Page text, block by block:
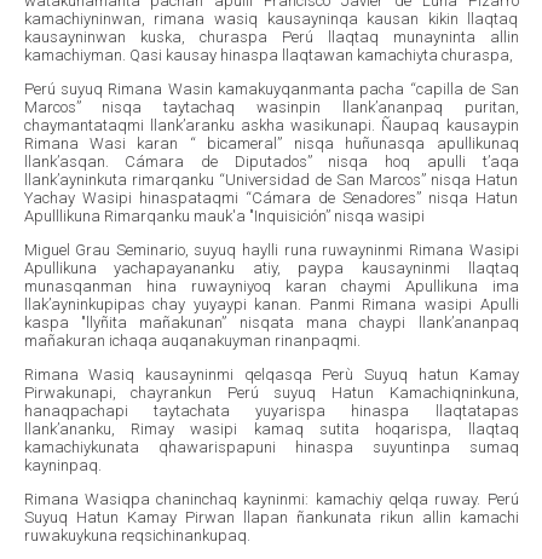
kamachiyninwan, rimana wasiq kausayninqa kausan kikin llaqtaq
kausayninwan kuska, churaspa Perú llaqtaq munayninta allin
kamachiyman. Qasi kausay hinaspa llaqtawan kamachiyta churaspa,
Perú suyuq Rimana Wasin kamakuyqanmanta pacha “capilla de San
Marcos” nisqa taytachaq wasinpin llank’ananpaq puritan,
chaymantataqmi llank’aranku askha wasikunapi. Ñaupaq kausaypin
Rimana Wasi karan “ bicameral” nisqa huñunasqa apullikunaq
llank’asqan. Cámara de Diputados” nisqa hoq apulli t’aqa
llank’ayninkuta rimarqanku “Universidad de San Marcos” nisqa Hatun
Yachay Wasipi hinaspataqmi “Cámara de Senadores” nisqa Hatun
Apulllikuna Rimarqanku mauk'a "Inquisición” nisqa wasipi
Miguel Grau Seminario, suyuq haylli runa ruwayninmi Rimana Wasipi
Apullikuna yachapayananku atiy, paypa kausayninmi llaqtaq
munasqanman hina ruwayniyoq karan chaymi Apullikuna ima
llak’ayninkupipas chay yuyaypi kanan. Panmi Rimana wasipi Apulli
kaspa "llyñita mañakunan” nisqata mana chaypi llank’ananpaq
mañakuran ichaqa auqanakuyman rinanpaqmi.
Rimana Wasiq kausayninmi qelqasqa Perù Suyuq hatun Kamay
Pirwakunapi, chayrankun Perú suyuq Hatun Kamachiqninkuna,
hanaqpachapi taytachata yuyarispa hinaspa llaqtatapas
llank’ananku, Rimay wasipi kamaq sutita hoqarispa, llaqtaq
kamachiykunata qhawarispapuni hinaspa suyuntinpa sumaq
kayninpaq.
Rimana Wasiqpa chaninchaq kayninmi: kamachiy qelqa ruway. Perú
Suyuq Hatun Kamay Pirwan llapan ñankunata rikun allin kamachi
ruwakuykuna reqsichinankupaq.